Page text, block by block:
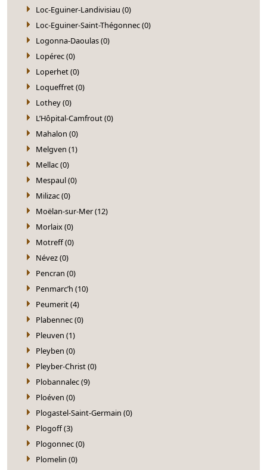
Loc-Eguiner-Landivisiau (0)
Loc-Eguiner-Saint-Thégonnec (0)
Logonna-Daoulas (0)
Lopérec (0)
Loperhet (0)
Loqueffret (0)
Lothey (0)
L’Hôpital-Camfrout (0)
Mahalon (0)
Melgven (1)
Mellac (0)
Mespaul (0)
Milizac (0)
Moëlan-sur-Mer (12)
Morlaix (0)
Motreff (0)
Névez (0)
Pencran (0)
Penmarc’h (10)
Peumerit (4)
Plabennec (0)
Pleuven (1)
Pleyben (0)
Pleyber-Christ (0)
Plobannalec (9)
Ploéven (0)
Plogastel-Saint-Germain (0)
Plogoff (3)
Plogonnec (0)
Plomelin (0)